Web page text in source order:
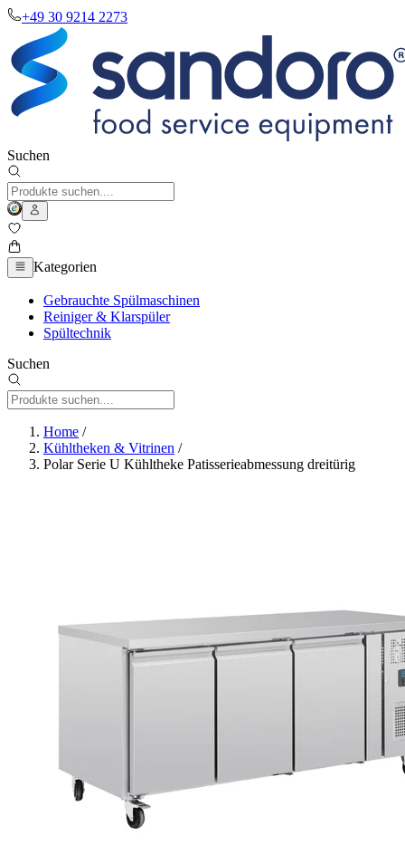
+49 30 9214 2273
Suchen
Kategorien
Gebrauchte Spülmaschinen
Reiniger & Klarspüler
Spültechnik
Suchen
Home /
Kühltheken & Vitrinen /
Polar Serie U Kühltheke Patisserieabmessung dreitürig